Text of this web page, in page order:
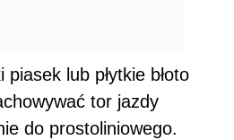
lub płytkie błoto
tor jazdy
do prostoliniowego.